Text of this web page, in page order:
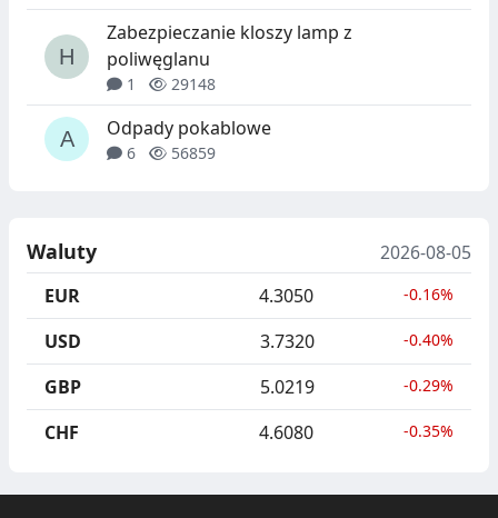
Zabezpieczanie kloszy lamp z
poliwęglanu
1 29148
Odpady pokablowe
6 56859
Waluty
2026-08-05
EUR
4.3050 -0.16%
USD 3.7320 -0.40%
GBP 5.0219 -0.29%
CHF 4.6080 -0.35%